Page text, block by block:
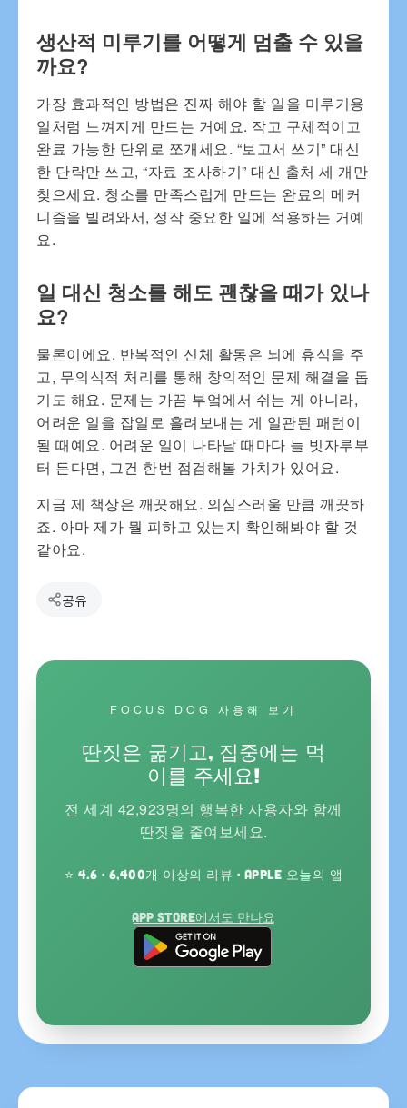
생산적 미루기를 어떻게 멈출 수 있을
까요?
가장 효과적인 방법은 진짜 해야 할 일을 미루기용
일처럼 느껴지게 만드는 거예요. 작고 구체적이고
완료 가능한 단위로 쪼개세요. “보고서 쓰기” 대신
한 단락만 쓰고, “자료 조사하기” 대신 출처 세 개만
찾으세요. 청소를 만족스럽게 만드는 완료의 메커
니즘을 빌려와서, 정작 중요한 일에 적용하는 거예
요.
일 대신 청소를 해도 괜찮을 때가 있나
요?
물론이에요. 반복적인 신체 활동은 뇌에 휴식을 주
고, 무의식적 처리를 통해 창의적인 문제 해결을 돕
기도 해요. 문제는 가끔 부엌에서 쉬는 게 아니라,
어려운 일을 잡일로 흘려보내는 게 일관된 패턴이
될 때예요. 어려운 일이 나타날 때마다 늘 빗자루부
터 든다면, 그건 한번 점검해볼 가치가 있어요.
지금 제 책상은 깨끗해요. 의심스러울 만큼 깨끗하
죠. 아마 제가 뭘 피하고 있는지 확인해봐야 할 것
같아요.
공유
FOCUS DOG 사용해 보기
딴짓은 굶기고, 집중에는 먹
이를 주세요!
전 세계 42,923명의 행복한 사용자와 함께
딴짓을 줄여보세요.
⭐ 4.6 · 6,400개 이상의 리뷰 · Apple 오늘의 앱
App Store에서도 만나요